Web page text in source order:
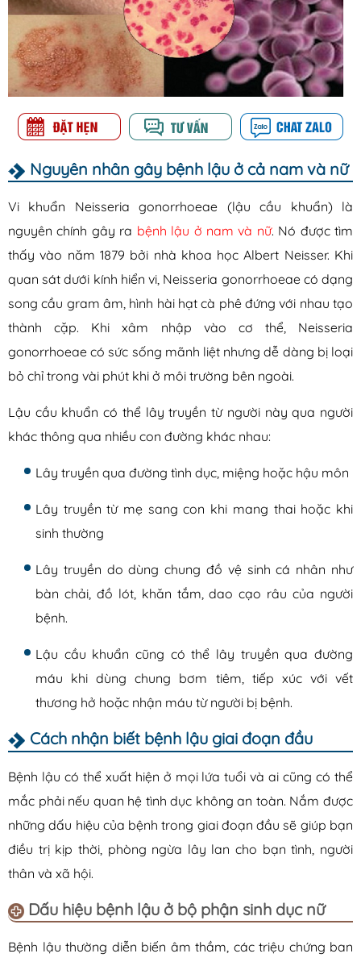
Nguyên nhân gây bệnh lậu ở cả nam và nữ
Vi khuẩn Neisseria gonorrhoeae (lậu cầu khuẩn) là
nguyên chính gây ra bệnh lậu ở nam và nữ. Nó được tìm
thấy vào năm 1879 bởi nhà khoa học Albert Neisser. Khi
quan sát dưới kính hiển vi, Neisseria gonorrhoeae có dạng
song cầu gram âm, hình hài hạt cà phê đứng với nhau tạo
thành cặp. Khi xâm nhập vào cơ thể, Neisseria
gonorrhoeae có sức sống mãnh liệt nhưng dễ dàng bị loại
bỏ chỉ trong vài phút khi ở môi trường bên ngoài.
Lậu cầu khuẩn có thể lây truyền từ người này qua người
khác thông qua nhiều con đường khác nhau:
Lây truyền qua đường tình dục, miệng hoặc hậu môn
Lây truyền từ mẹ sang con khi mang thai hoặc khi
sinh thường
Lây truyền do dùng chung đồ vệ sinh cá nhân như
bàn chải, đồ lót, khăn tắm, dao cạo râu của người
bệnh.
Lậu cầu khuẩn cũng có thể lây truyền qua đường
máu khi dùng chung bơm tiêm, tiếp xúc với vết
thương hở hoặc nhận máu từ người bị bệnh.
Cách nhận biết bệnh lậu giai đoạn đầu
Bệnh lậu có thể xuất hiện ở mọi lứa tuổi và ai cũng có thể
mắc phải nếu quan hệ tình dục không an toàn. Nắm được
những dấu hiệu của bệnh trong giai đoạn đầu sẽ giúp bạn
điều trị kịp thời, phòng ngừa lây lan cho bạn tình, người
thân và xã hội.
Dấu hiệu bệnh lậu ở bộ phận sinh dục nữ
Bệnh lậu thường diễn biến âm thầm, các triệu chứng ban